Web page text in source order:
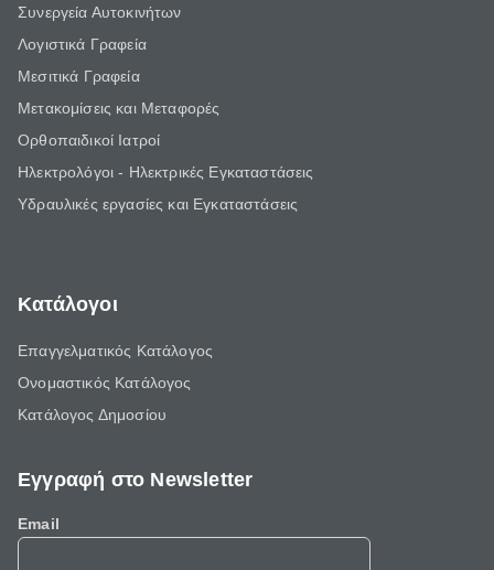
Συνεργεία Αυτοκινήτων
Λογιστικά Γραφεία
Μεσιτικά Γραφεία
Μετακομίσεις και Μεταφορές
Ορθοπαιδικοί Ιατροί
Ηλεκτρολόγοι - Ηλεκτρικές Εγκαταστάσεις
Υδραυλικές εργασίες και Εγκαταστάσεις
Κατάλογοι
Επαγγελματικός Κατάλογος
Ονομαστικός Κατάλογος
Κατάλογος Δημοσίου
Εγγραφή στο Newsletter
Email